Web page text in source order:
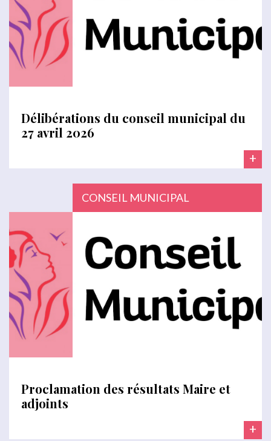
Délibérations du conseil municipal du
27 avril 2026
+
CONSEIL MUNICIPAL
Proclamation des résultats Maire et
adjoints
+